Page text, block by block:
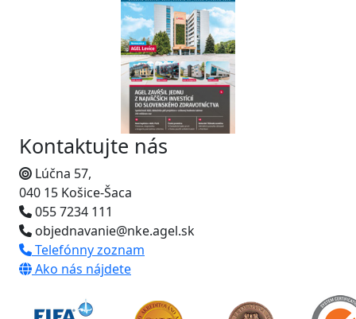
Kontaktujte nás
Lúčna 57,
040 15 Košice-Šaca
055 7234 111
objednavanie@nke.agel.sk
Telefónny zoznam
Ako nás nájdete